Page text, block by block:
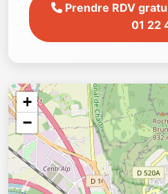
Prendre RDV
01 22
+
−